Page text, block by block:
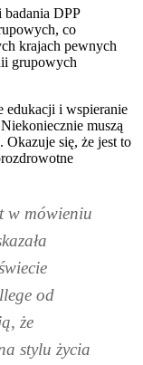
DPP
co
krajach pewnych
grupowych
edukacji i wspieranie
muszą
Okazuje się, że jest to
w mówieniu
od
że
stylu życia